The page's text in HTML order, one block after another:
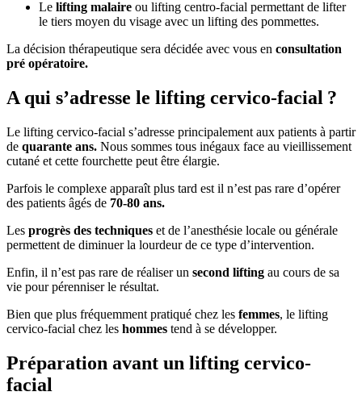
Le lifting malaire ou lifting centro-facial permettant de lifter
le tiers moyen du visage avec un lifting des pommettes.
La décision thérapeutique sera décidée avec vous en consultation
pré opératoire.
A qui s’adresse le lifting cervico-facial ?
Le lifting cervico-facial s’adresse principalement aux patients à partir
de quarante ans. Nous sommes tous inégaux face au vieillissement
cutané et cette fourchette peut être élargie.
Parfois le complexe apparaît plus tard est il n’est pas rare d’opérer
des patients âgés de 70-80 ans.
Les progrès des techniques et de l’anesthésie locale ou générale
permettent de diminuer la lourdeur de ce type d’intervention.
Enfin, il n’est pas rare de réaliser un second lifting au cours de sa
vie pour pérenniser le résultat.
Bien que plus fréquemment pratiqué chez les femmes, le lifting
cervico-facial chez les hommes tend à se développer.
Préparation avant un lifting cervico-
facial